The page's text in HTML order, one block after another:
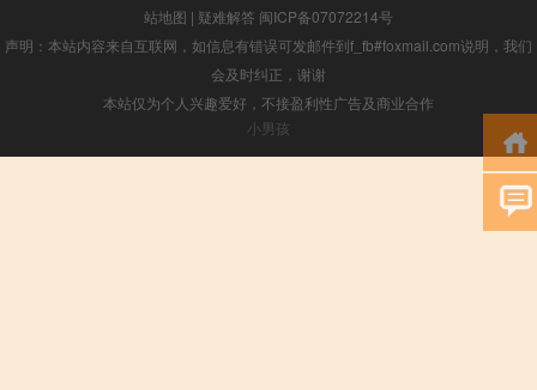
站地图 | 疑难解答 闽ICP备07072214号
声明：本站内容来自互联网，如信息有错误可发邮件到f_fb#foxmail.com说明，我们
会及时纠正，谢谢
本站仅为个人兴趣爱好，不接盈利性广告及商业合作
小男孩